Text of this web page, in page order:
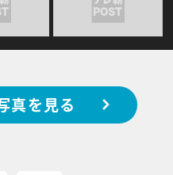
真を見る